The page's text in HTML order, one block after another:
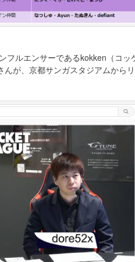
フルエンサーであるkokken（コッ
が、京都サンガスタジアムからリ